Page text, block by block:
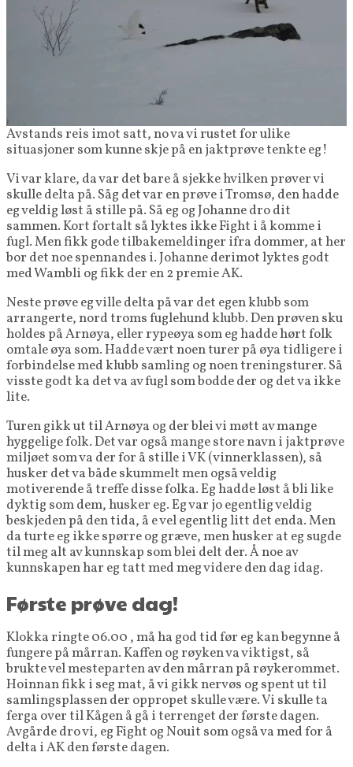
Avstands reis imot satt, no va vi rustet for ulike
situasjoner som kunne skje på en jaktprøve tenkte eg!
Vi var klare, da var det bare å sjekke hvilken prøver vi
skulle delta på. Såg det var en prøve i Tromsø, den hadde
eg veldig løst å stille på. Så eg og Johanne dro dit
sammen. Kort fortalt så lyktes ikke Fight i å komme i
fugl. Men fikk gode tilbakemeldinger ifra dommer, at her
bor det noe spennandes i. Johanne derimot lyktes godt
med Wambli og fikk der en 2 premie AK.
Neste prøve eg ville delta på var det egen klubb som
arrangerte, nord troms fuglehund klubb. Den prøven sku
holdes på Arnøya, eller rypeøya som eg hadde hørt folk
omtale øya som. Hadde vært noen turer på øya tidligere i
forbindelse med klubb samling og noen treningsturer. Så
visste godt ka det va av fugl som bodde der og det va ikke
lite.
Turen gikk ut til Arnøya og der blei vi møtt av mange
hyggelige folk. Det var også mange store navn i jaktprøve
miljøet som va der for å stille i VK (vinnerklassen), så
husker det va både skummelt men også veldig
motiverende å treffe disse folka. Eg hadde løst å bli like
dyktig som dem, husker eg. Eg var jo egentlig veldig
beskjeden på den tida, å e vel egentlig litt det enda. Men
da turte eg ikke spørre og græve, men husker at eg sugde
til meg alt av kunnskap som blei delt der. Å noe av
kunnskapen har eg tatt med meg videre den dag idag.
Første prøve dag!
Klokka ringte 06.00 , må ha god tid før eg kan begynne å
fungere på mårran. Kaffen og røyken va viktigst, så
brukte vel mesteparten av den mårran på røykerommet.
Hoinnan fikk i seg mat, å vi gikk nervøs og spent ut til
samlingsplassen der oppropet skulle være. Vi skulle ta
ferga over til Kågen å gå i terrenget der første dagen.
Avgårde dro vi, eg Fight og Nouit som også va med for å
delta i AK den første dagen.